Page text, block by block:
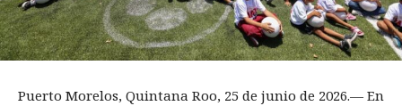
Puerto Morelos, Quintana Roo, 25 de junio de 2026.— En